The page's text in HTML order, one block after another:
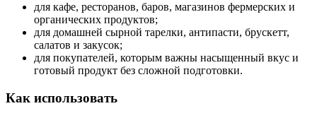
для кафе, ресторанов, баров, магазинов фермерских и
органических продуктов;
для домашней сырной тарелки, антипасти, брускетт,
салатов и закусок;
для покупателей, которым важны насыщенный вкус и
готовый продукт без сложной подготовки.
Как использовать